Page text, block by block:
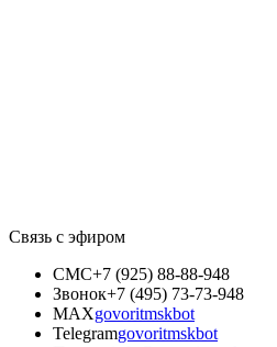
Связь с эфиром
СМС+7 (925) 88-88-948
Звонок+7 (495) 73-73-948
MAXgovoritmskbot
Telegramgovoritmskbot